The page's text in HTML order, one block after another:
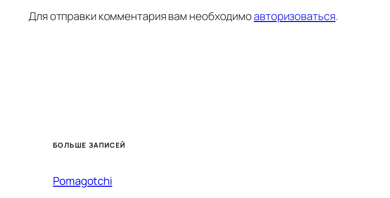
Для отправки комментария вам необходимо авторизоваться.
БОЛЬШЕ ЗАПИСЕЙ
Pomagotchi